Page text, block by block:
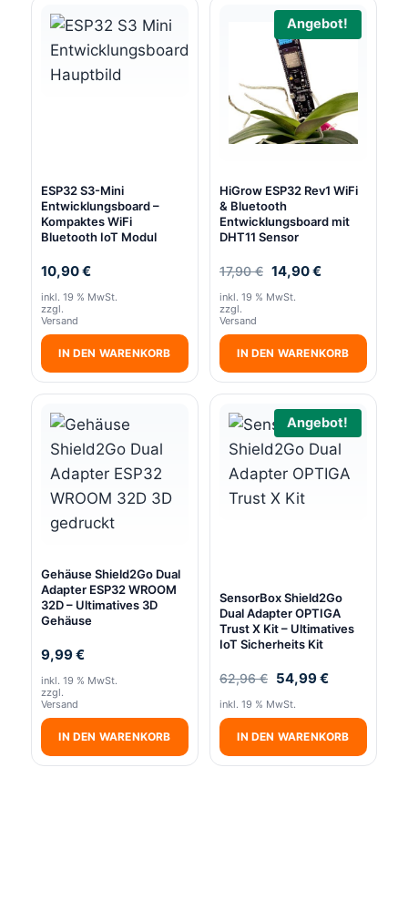
ESP32 S3-Mini
Entwicklungsboard –
Kompaktes WiFi
Bluetooth IoT Modul
10,90€
inkl. 19 % MwSt.
zzgl.
Versand
IN DEN WARENKORB
Angebot!
HiGrow ESP32 Rev1 WiFi
& Bluetooth
Entwicklungsboard mit
DHT11 Sensor
17,90€ Ursprünglicher
war:
14,90€Aktueller
inkl. 19 % MwSt.
zzgl.
Versand
IN DEN WARENKORB
Gehäuse Shield2Go Dual
Adapter ESP32 WROOM
32D – Ultimatives 3D
Gehäuse
9,99€
inkl. 19 % MwSt.
zzgl.
Versand
IN DEN WARENKORB
Angebot!
SensorBox Shield2Go
Dual Adapter OPTIGA
Trust X Kit – Ultimatives
IoT Sicherheits Kit
62,96€ Ursprünglicher
war:
62,96 €
54,99€Aktueller
54,99 €.
inkl. 19 % MwSt.
IN DEN WARENKORB